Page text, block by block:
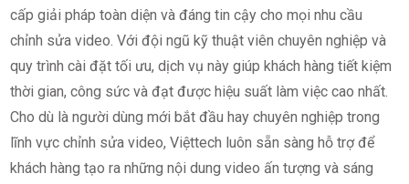
cấp giải pháp toàn diện và đáng tin cậy cho mọi nhu cầu
chỉnh sửa video. Với đội ngũ kỹ thuật viên chuyên nghiệp và
quy trình cài đặt tối ưu, dịch vụ này giúp khách hàng tiết kiệm
thời gian, công sức và đạt được hiệu suất làm việc cao nhất.
Cho dù là người dùng mới bắt đầu hay chuyên nghiệp trong
lĩnh vực chỉnh sửa video, Việttech luôn sẵn sàng hỗ trợ để
khách hàng tạo ra những nội dung video ấn tượng và sáng